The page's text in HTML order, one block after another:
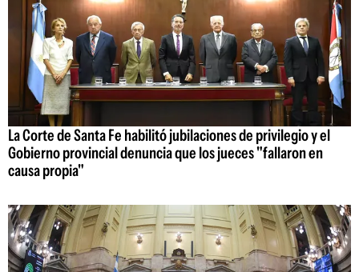
La Corte de Santa Fe habilitó jubilaciones de privilegio y el
Gobierno provincial denuncia que los jueces "fallaron en
causa propia"